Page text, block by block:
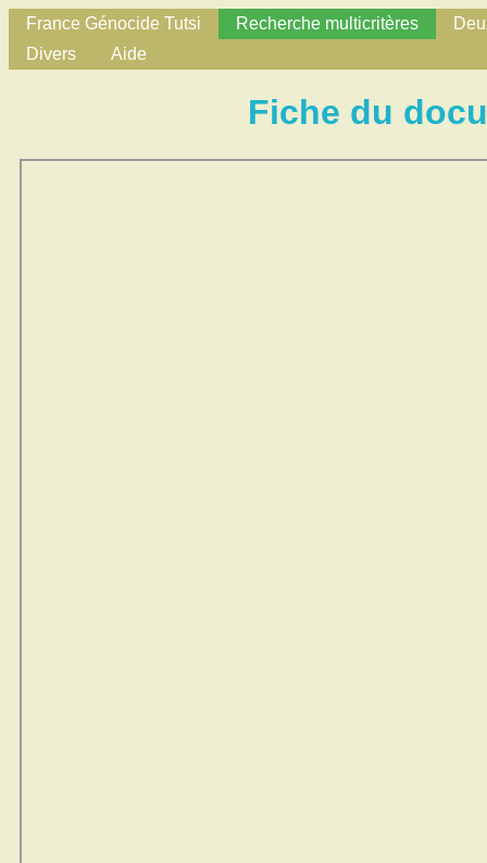
France Génocide Tutsi Recherche multicritères
Divers
Aide
Fiche du